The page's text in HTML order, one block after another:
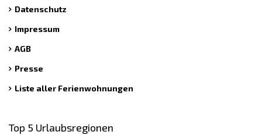
Datenschutz
Impressum
AGB
Presse
Liste aller Ferienwohnungen
Top 5 Urlaubsregionen